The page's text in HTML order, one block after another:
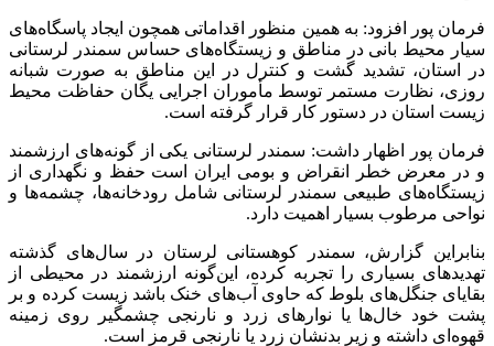
فرمان پور افزود: به همین منظور اقداماتی همچون ایجاد پاسگاه‌های
سیار محیط بانی در مناطق و زیستگاه‌های حساس سمندر لرستانی
در استان، تشدید گشت و کنترل در این مناطق به صورت شبانه
روزی، نظارت مستمر توسط مأموران اجرایی یگان حفاظت محیط
زیست استان در دستور کار قرار گرفته است.
فرمان پور اظهار داشت‌: سمندر لرستانی یکی از گونه‌های ارزشمند
و در معرض خطر انقراض و بومی ایران است حفظ و نگهداری از
زیستگاه‌های طبیعی سمندر لرستانی شامل رودخانه‌ها، چشمه‌ها و
نواحی مرطوب بسیار اهمیت دارد.
بنابراین گزارش، سمندر کوهستانی لرستان در سال‌های گذشته
تهدیدهای بسیاری را تجربه کرده، این‌گونه ارزشمند در محیطی از
بقایای جنگل‌های بلوط که حاوی آب‌های خنک باشد زیست کرده و بر
پشت خود خال‌ها یا نوارهای زرد و نارنجی چشمگیر روی زمینه
قهوه‌ای داشته و زیر بدنشان زرد یا نارنجی قرمز است.